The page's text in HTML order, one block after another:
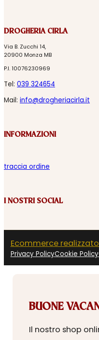
DROGHERIA CIRLA
Via B. Zucchi 14,
20900 Monza MB
P.I. 10076230969
Tel: 039 324654
Mail: info@drogheriacirla.it
INFORMAZIONI
traccia ordine
I NOSTRI SOCIAL
Ecommerce
Privacy PolicyCookie Policy
BUONE
Il nostro shop